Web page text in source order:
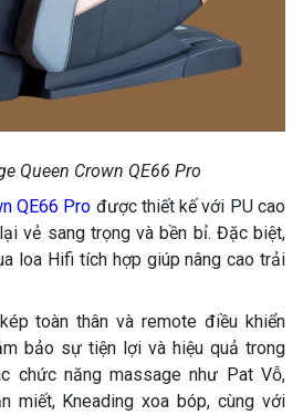
Queen Crown QE66 Pro
QE66 Pro được thiết kế với PU cao
vẻ sang trọng và bền bỉ. Đặc biệt,
loa Hifi tích hợp giúp nâng cao trải
toàn thân và remote điều khiển
bảo sự tiện lợi và hiệu quả trong
chức năng massage như Pat Vỗ,
miết, Kneading xoa bóp, cùng với